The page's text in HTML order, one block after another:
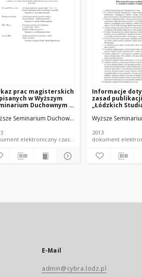
prac magisterskich
w Wyższym
Duchownym w
Seminarium Duchowne w Łodzi
dokument elektroniczny czasopismo
Informacje
zasad
„Łódzkich
Wyższe
2013
E-Mail
admin@cybra.lodz.pl